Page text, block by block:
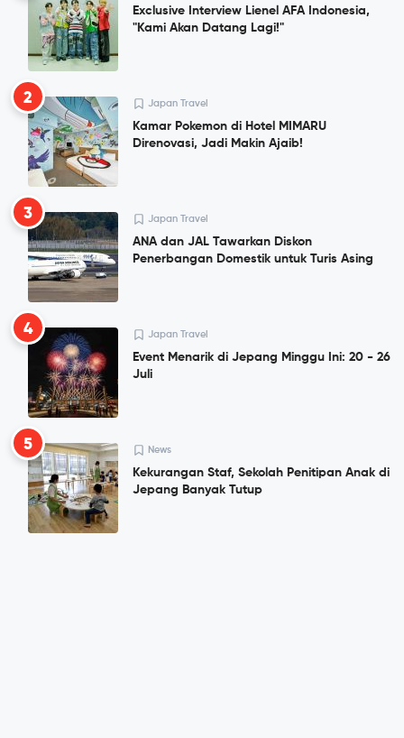
Exclusive Interview Lienel AFA Indonesia,
"Kami Akan Datang Lagi!"
2 Japan Travel
Kamar Pokemon di Hotel MIMARU
Direnovasi, Jadi Makin Ajaib!
3 Japan Travel
ANA dan JAL Tawarkan Diskon
Penerbangan Domestik untuk Turis Asing
4 Japan Travel
Event Menarik di Jepang Minggu Ini: 20 - 26
Juli
5 News
Kekurangan Staf, Sekolah Penitipan Anak di
Jepang Banyak Tutup